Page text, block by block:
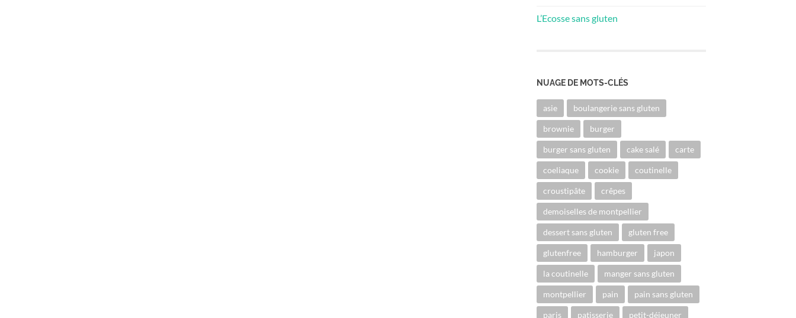
L’Ecosse sans gluten
NUAGE DE MOTS-CLÉS
asie boulangerie sans gluten
brownie burger
burger sans gluten cake salé carte
coeliaque cookie coutinelle
croustipâte crêpes
demoiselles de montpellier
dessert sans gluten gluten free
glutenfree hamburger japon
la coutinelle manger sans gluten
montpellier pain pain sans gluten
paris patisserie petit-déjeuner